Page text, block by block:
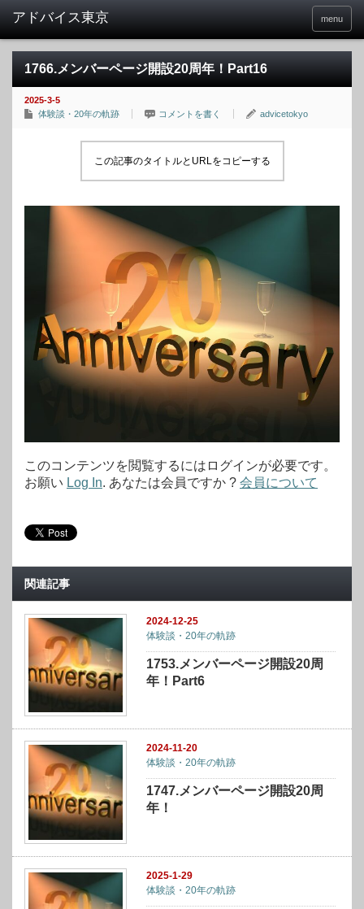
menu
1766.メンバーページ開設20周年！Part16
2025-3-5
体験談・20年の軌跡
コメントを書く advicetokyo
この記事のタイトルとURLをコピーする
このコンテンツを閲覧するにはログインが必要です。
お願い Log In. あなたは会員ですか ? 会員について
関連記事
2024-12-25
体験談・20年の軌跡
1753.メンバーページ開設20周
年！Part6
2024-11-20
体験談・20年の軌跡
1747.メンバーページ開設20周
年！
2025-1-29
体験談・20年の軌跡